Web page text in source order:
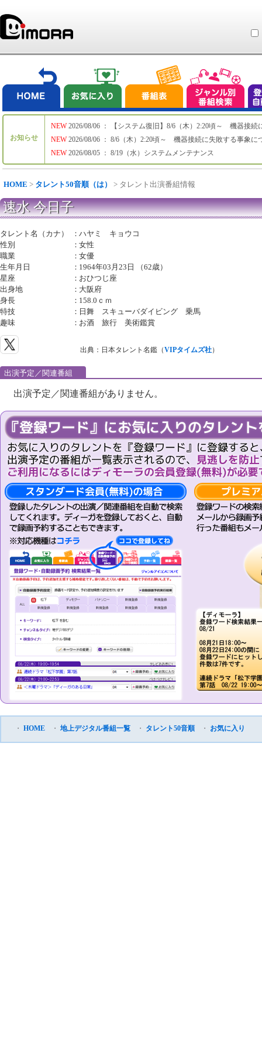
お知らせ
NEW
NEW
NEW
2026/08/06 ： 【システム復旧】8/6（木）2:20頃～ 機器接続
2026/08/06 ： 8/6（木）2:20頃～ 機器接続に失敗する事象に
2026/08/05 ： 8/19（水）システムメンテナンス
HOME > タレント50音順（は） > タレント出演番組情報
速水 今日子
タレント名（カナ） ：ハヤミ キョウコ
性別
：女性
職業
：女優
生年月日
： 1964年03月23日 （62歳）
星座
： おひつじ座
出身地
： 大阪府
身長
： 158.0ｃｍ
特技
： 日舞 スキューバダイビング 乗馬
趣味
： お酒 旅行 美術鑑賞
出典：日本タレント名鑑（VIPタイムズ社）
出演予定／関連番組
出演予定／関連番組がありません。
・ HOME ・ 地上デジタル番組一覧 ・ タレント50音順 ・ お気に入り